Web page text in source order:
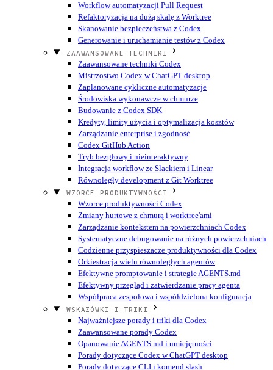
Workflow automatyzacji Pull Request
Refaktoryzacja na dużą skalę z Worktree
Skanowanie bezpieczeństwa z Codex
Generowanie i uruchamianie testów z Codex
ZAAWANSOWANE TECHNIKI
Zaawansowane techniki Codex
Mistrzostwo Codex w ChatGPT desktop
Zaplanowane cykliczne automatyzacje
Środowiska wykonawcze w chmurze
Budowanie z Codex SDK
Kredyty, limity użycia i optymalizacja kosztów
Zarządzanie enterprise i zgodność
Codex GitHub Action
Tryb bezgłowy i nieinteraktywny
Integracja workflow ze Slackiem i Linear
Równoległy development z Git Worktree
WZORCE PRODUKTYWNOŚCI
Wzorce produktywności Codex
Zmiany hurtowe z chmurą i worktree'ami
Zarządzanie kontekstem na powierzchniach Codex
Systematyczne debugowanie na różnych powierzchniach
Codzienne przyspieszacze produktywności dla Codex
Orkiestracja wielu równoległych agentów
Efektywne promptowanie i strategie AGENTS.md
Efektywny przegląd i zatwierdzanie pracy agenta
Współpraca zespołowa i współdzielona konfiguracja
WSKAZÓWKI I TRIKI
Najważniejsze porady i triki dla Codex
Zaawansowane porady Codex
Opanowanie AGENTS.md i umiejętności
Porady dotyczące Codex w ChatGPT desktop
Porady dotyczące CLI i komend slash